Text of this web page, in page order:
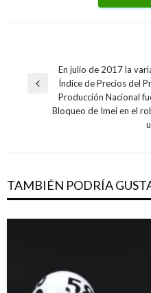
Navegación
de
entradas
Entrada
anterior
En julio de 2017 la
Índice de Precios del
Producción Nacional
Bloqueo de Imei en el
TAMBIÉN PODRÍA